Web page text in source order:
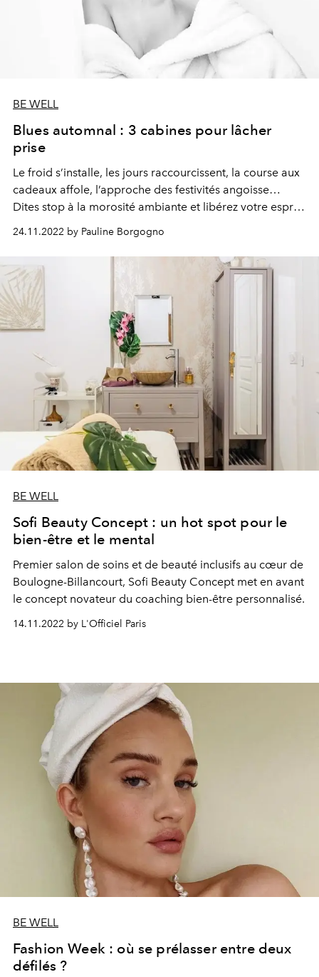
BE WELL
Blues automnal : 3 cabines pour lâcher
prise
Le froid s’installe, les jours raccourcissent, la course aux
cadeaux affole, l’approche des festivités angoisse…
Dites stop à la morosité ambiante et libérez votre esprit
en misant sur l’un de ces soins.
24.11.2022 by Pauline Borgogno
BE WELL
Sofi Beauty Concept : un hot spot pour le
bien-être et le mental
Premier salon de soins et de beauté inclusifs au cœur de
Boulogne-Billancourt, Sofi Beauty Concept met en avant
le concept novateur du coaching bien-être personnalisé.
14.11.2022 by L'Officiel Paris
BE WELL
Fashion Week : où se prélasser entre deux
défilés ?